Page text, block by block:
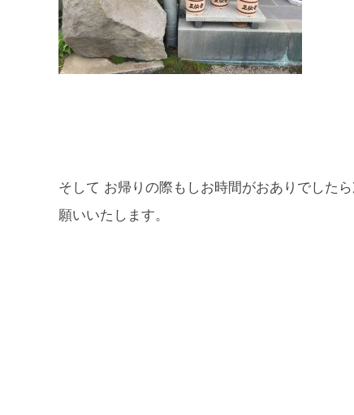
そして お帰りの際もしお時間がおありでした
願いいたします。